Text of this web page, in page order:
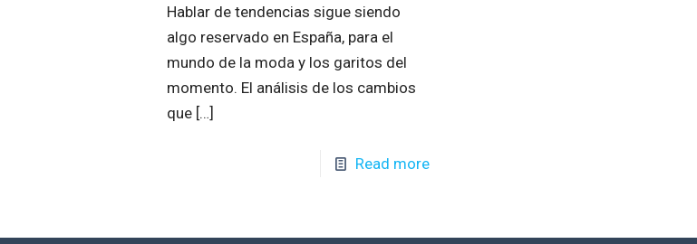
Hablar de tendencias sigue siendo
algo reservado en España, para el
mundo de la moda y los garitos del
momento. El análisis de los cambios
que […]
Read more